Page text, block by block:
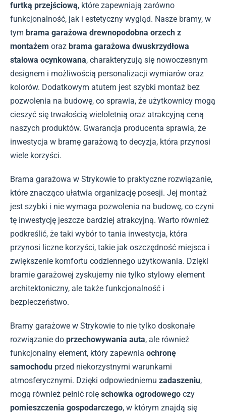
furtką przejściową, które zapewniają zarówno
funkcjonalność, jak i estetyczny wygląd. Nasze bramy, w
tym brama garażowa drewnopodobna orzech z
montażem oraz brama garażowa dwuskrzydłowa
stalowa ocynkowana, charakteryzują się nowoczesnym
designem i możliwością personalizacji wymiarów oraz
kolorów. Dodatkowym atutem jest szybki montaż bez
pozwolenia na budowę, co sprawia, że użytkownicy mogą
cieszyć się trwałością wieloletnią oraz atrakcyjną ceną
naszych produktów. Gwarancja producenta sprawia, że
inwestycja w bramę garażową to decyzja, która przynosi
wiele korzyści.
Brama garażowa w Strykowie to praktyczne rozwiązanie,
które znacząco ułatwia organizację posesji. Jej montaż
jest szybki i nie wymaga pozwolenia na budowę, co czyni
tę inwestycję jeszcze bardziej atrakcyjną. Warto również
podkreślić, że taki wybór to tania inwestycja, która
przynosi liczne korzyści, takie jak oszczędność miejsca i
zwiększenie komfortu codziennego użytkowania. Dzięki
bramie garażowej zyskujemy nie tylko stylowy element
architektoniczny, ale także funkcjonalność i
bezpieczeństwo.
Bramy garażowe w Strykowie to nie tylko doskonałe
rozwiązanie do przechowywania auta, ale również
funkcjonalny element, który zapewnia ochronę
samochodu przed niekorzystnymi warunkami
atmosferycznymi. Dzięki odpowiedniemu zadaszeniu,
mogą również pełnić rolę schowka ogrodowego czy
pomieszczenia gospodarczego, w którym znajdą się